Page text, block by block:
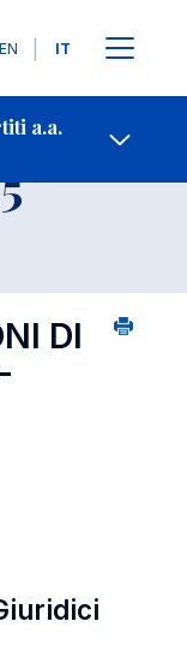
Lingue
EN IT
a.a.
DI